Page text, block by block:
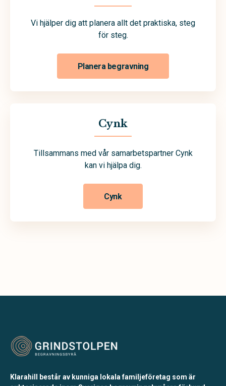
Vi hjälper dig att planera allt det praktiska, steg
för steg.
Planera begravning
Cynk
Tillsammans med vår samarbetspartner Cynk
kan vi hjälpa dig.
Cynk
Klarahill består av kunniga lokala familjeföretag som är